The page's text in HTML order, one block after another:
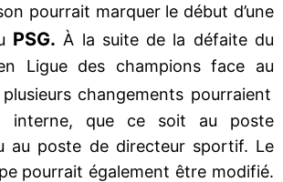
pourrait marquer le début d’une
PSG. À la suite de la défaite du
Ligue des champions face au
plusieurs changements pourraient
interne, que ce soit au poste
au poste de directeur sportif. Le
pourrait également être modifié.